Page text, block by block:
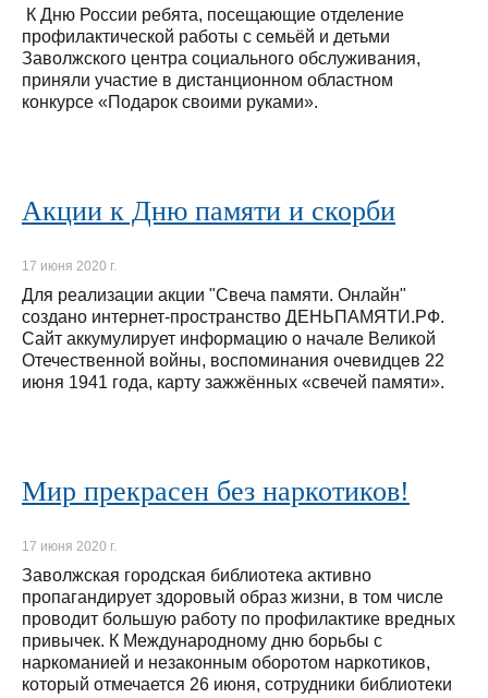
К Дню России ребята, посещающие отделение
профилактической работы с семьёй и детьми
Заволжского центра социального обслуживания,
приняли участие в дистанционном областном
конкурсе «Подарок своими руками».
Акции к Дню памяти и скорби
17 июня 2020 г.
Для реализации акции "Свеча памяти. Онлайн"
создано интернет-пространство ДЕНЬПАМЯТИ.РФ.
Сайт аккумулирует информацию о начале Великой
Отечественной войны, воспоминания очевидцев 22
июня 1941 года, карту зажжённых «свечей памяти».
Мир прекрасен без наркотиков!
17 июня 2020 г.
Заволжская городская библиотека активно
пропагандирует здоровый образ жизни, в том числе
проводит большую работу по профилактике вредных
привычек. К Международному дню борьбы с
наркоманией и незаконным оборотом наркотиков,
который отмечается 26 июня, сотрудники библиотеки